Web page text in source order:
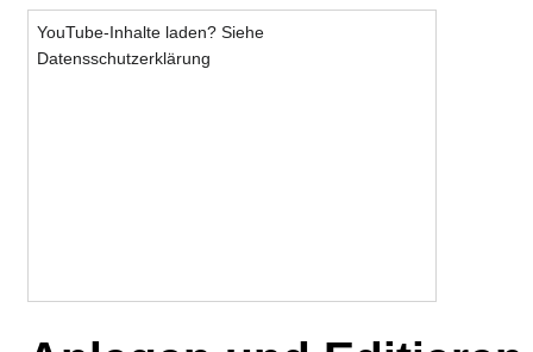
YouTube-Inhalte laden? Siehe
Datensschutzerklärung